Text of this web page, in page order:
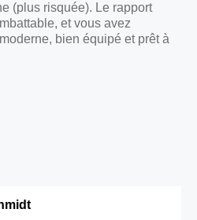
(plus risquée). Le rapport
et vous avez
bien équipé et prêt à